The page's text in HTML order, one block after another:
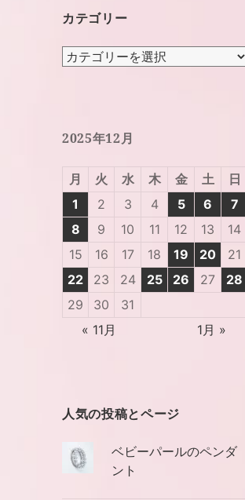
カテゴリー
カ
ー
2025年12月
月 火 水 木 金 土
日
1
2 3 4 5 6
7
8
9 10 11 12 13
14
15
16 17 18 19 20
21
22
23 24 25 26 27
28
29
30
31
« 11月
1月 »
人気の投稿とページ
ベビーパールのペンダ
ント